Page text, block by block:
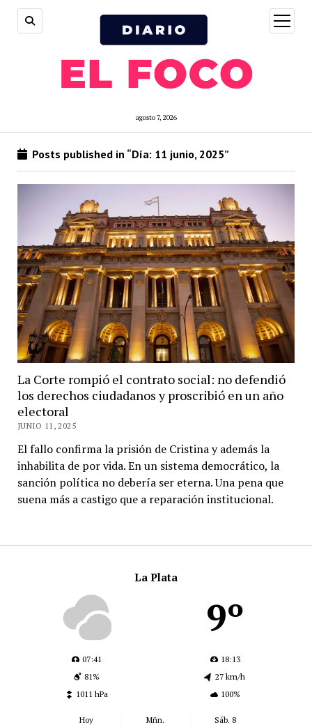
agosto 7, 2026
open
menu
La Plata
9º
07:41
18:13
81%
27 km/h
1011 hPa
100%
Hoy
Mñn.
Sáb. 8
Posts published in “Día: 11 junio, 2025”
La Corte rompió el contrato social: no defendió
los derechos ciudadanos y proscribió en un año
electoral
JUNIO 11, 2025
El fallo confirma la prisión de Cristina y además la
inhabilita de por vida. En un sistema democrático, la
sanción política no debería ser eterna. Una pena que
suena más a castigo que a reparación institucional.